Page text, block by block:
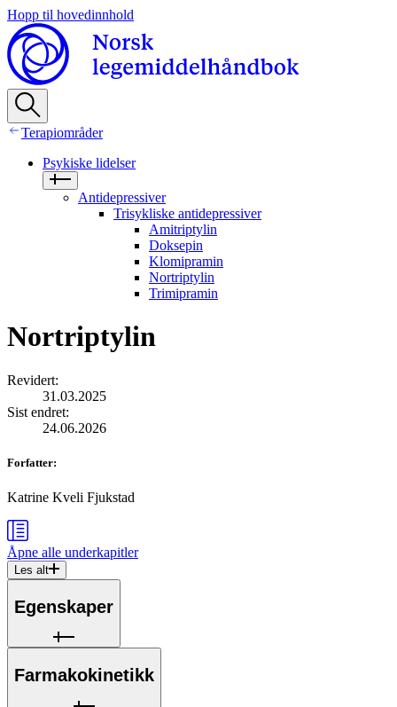
Hopp til hovedinnhold
Terapiområder
Psykiske lidelser
Antidepressiver
Trisykliske antidepressiver
Amitriptylin
Doksepin
Klomipramin
Nortriptylin
Trimipramin
Nortriptylin
Revidert:
31.03.2025
Sist endret:
24.06.2026
Forfatter:
Katrine Kveli Fjukstad
Åpne alle underkapitler
Les alt
Egenskaper
Farmakokinetikk